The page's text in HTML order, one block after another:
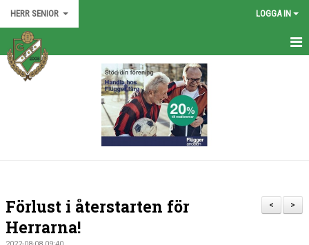
HERR SENIOR LOGGA IN
HEM
>
<
Förlust i återstarten för
Herrarna!